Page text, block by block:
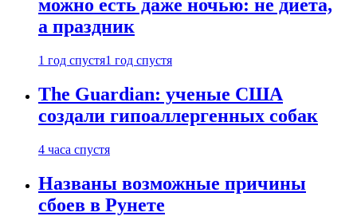
можно есть даже ночью: не диета,
а праздник
1 год спустя1 год спустя
The Guardian: ученые США
создали гипоаллергенных собак
4 часа спустя
Названы возможные причины
сбоев в Рунете